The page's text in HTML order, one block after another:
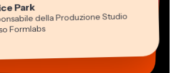
Park
della Produzione Studio
Formlabs
Taleck
Papagapiou
Amministratore di EPATHLON
lee Farla
Peng
dei Contenuti
Rae
Ball
Rawlings
Segovia
professionista virtuale